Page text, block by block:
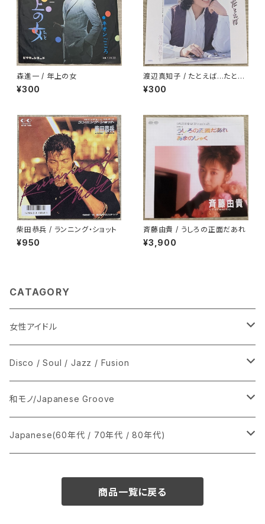
森進一 / 年上の女
¥300
渡辺真知子 / たとえば…たとえ
ば
¥300
柴田恭兵 / ランニング・ショット
¥950
斉藤由貴 / うしろの正面だあれ
¥3,900
CATAGORY
女性アイドル
シングル盤
あ行
か行
LP
CD
Disco / Soul / Jazz / Fusion
シングル盤
A
12インチ・シングル
和モノ/Japanese Groove
シングル盤
Japanese(60年代 / 70年代 / 80年代)
商品一覧に戻る